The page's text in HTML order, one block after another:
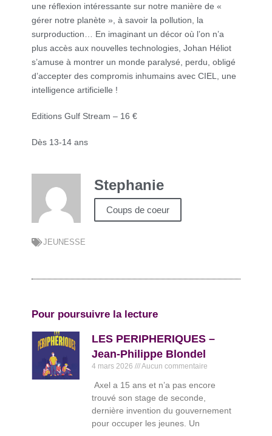
une réflexion intéressante sur notre manière de «
gérer notre planète », à savoir la pollution, la
surproduction… En imaginant un décor où l’on n’a
plus accès aux nouvelles technologies, Johan Héliot
s’amuse à montrer un monde paralysé, perdu, obligé
d’accepter des compromis inhumains avec CIEL, une
intelligence artificielle !
Editions Gulf Stream – 16 €
Dès 13-14 ans
Stephanie
Coups de coeur
JEUNESSE
Pour poursuivre la lecture
LES PERIPHERIQUES –
Jean-Philippe Blondel
4 mars 2026 Aucun commentaire
Axel a 15 ans et n’a pas encore
trouvé son stage de seconde,
dernière invention du gouvernement
pour occuper les jeunes. Un